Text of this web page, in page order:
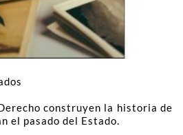
construyen la historia de
el pasado del Estado.